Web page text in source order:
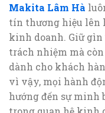
Makita Lâm Hà
tín thương hiệu lên
kinh doanh. Giữ
trách nhiệm mà
dành cho khách
vì vậy, mọi hành
hướng đến sự minh